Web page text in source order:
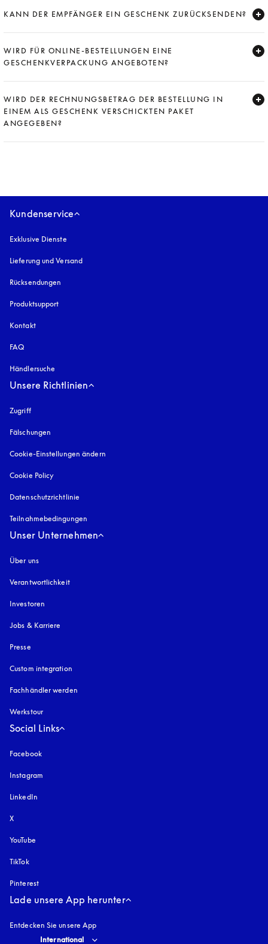
KANN DER EMPFÄNGER EIN GESCHENK ZURÜCKSENDEN?
WIRD FÜR ONLINE-BESTELLUNGEN EINE
GESCHENKVERPACKUNG ANGEBOTEN?
WIRD DER RECHNUNGSBETRAG DER BESTELLUNG IN
EINEM ALS GESCHENK VERSCHICKTEN PAKET
ANGEGEBEN?
Kundenservice
Exklusive Dienste
Lieferung und Versand
Rücksendungen
Produktsupport
Kontakt
FAQ
Händlersuche
Unsere Richtlinien
Zugrifföffnet sich in einem neuen Tab
Fälschungen
Cookie-Einstellungen ändern
Cookie Policy
Datenschutzrichtlinie
Teilnahmebedingungen
Unser Unternehmen
Über uns
Verantwortlichkeit
Investoren
Jobs & Karriere
Presse
Custom integration
Fachhändler werden
Werkstour
Social Links
Facebook
Instagram
LinkedIn
X
YouTube
TikTok
Pinterest
Lade unsere App herunter
Entdecken Sie unsere App
Select country and language
International